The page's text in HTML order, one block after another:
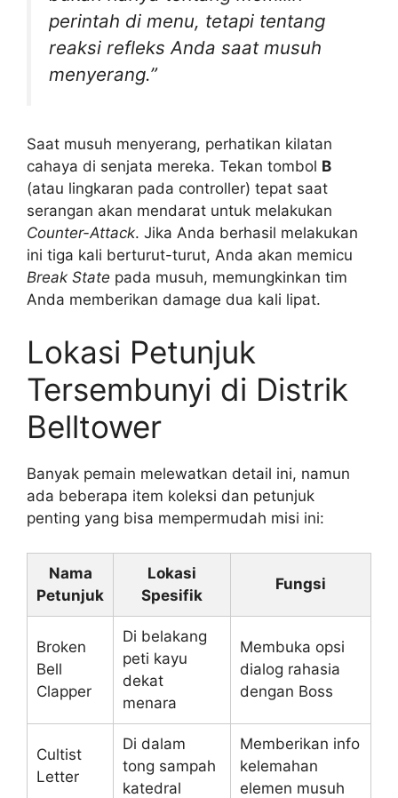
perintah di menu, tetapi tentang
reaksi refleks Anda saat musuh
menyerang.”
Saat musuh menyerang, perhatikan kilatan
cahaya di senjata mereka. Tekan tombol B
(atau lingkaran pada controller) tepat saat
serangan akan mendarat untuk melakukan
Counter-Attack. Jika Anda berhasil melakukan
ini tiga kali berturut-turut, Anda akan memicu
Break State pada musuh, memungkinkan tim
Anda memberikan damage dua kali lipat.
Lokasi Petunjuk
Tersembunyi di Distrik
Belltower
Banyak pemain melewatkan detail ini, namun
ada beberapa item koleksi dan petunjuk
penting yang bisa mempermudah misi ini:
Nama
Petunjuk
Lokasi
Spesifik
Fungsi
Broken
Bell
Clapper
Di belakang
peti kayu
dekat
menara
Membuka opsi
dialog rahasia
dengan Boss
Cultist
Letter
Di dalam
tong sampah
katedral
Memberikan info
kelemahan
elemen musuh